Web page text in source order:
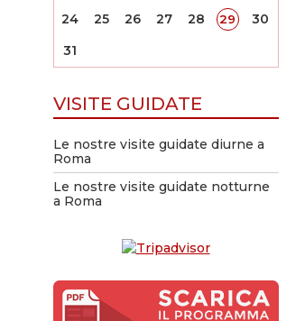
24
25 26 27 28 29
30
31
VISITE GUIDATE
Le nostre visite guidate diurne a
Roma
Le nostre visite guidate notturne
a Roma